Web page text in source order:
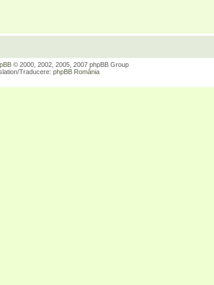
© 2000, 2002, 2005, 2007 phpBB Group
Traducere: phpBB România